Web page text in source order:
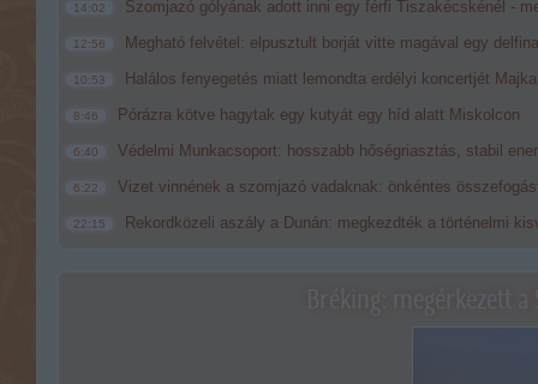
14:02 Szomjazó gólyának adott inni egy férfi Tiszakécskénél -
12:56 Megható felvétel: elpusztult borját vitte magával egy
10:53 Halálos fenyegetés miatt lemondta erdélyi koncertjét Majka
8:46 Pórázra kötve hagytak egy kutyát egy híd alatt Miskolcon
6:40 Védelmi Munkacsoport: hosszabb hőségriasztás, stabil
6:22 Vizet vinnének a szomjazó vadaknak: önkéntes
22:15 Rekordközeli aszály a Dunán: megkezdték a történelmi
Bréking: megérkezett